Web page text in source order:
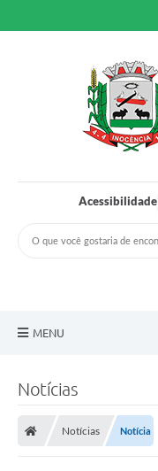
Acessibilidade
MENU
Transparência Pública
Notícias
Notícias Notícia